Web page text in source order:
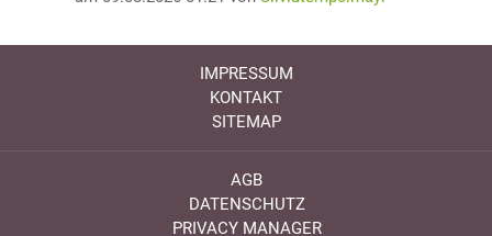
IMPRESSUM
KONTAKT
SITEMAP
AGB
DATENSCHUTZ
PRIVACY MANAGER